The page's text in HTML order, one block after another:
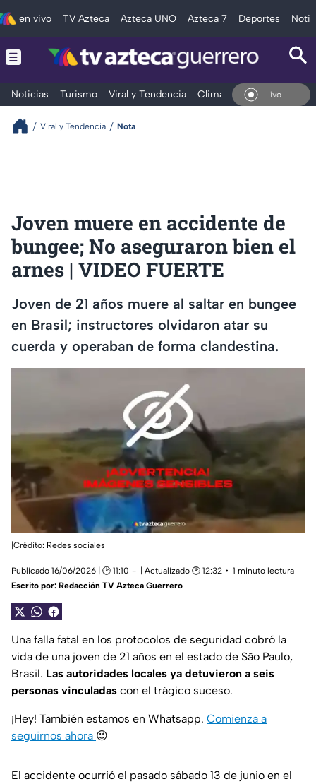
en vivo TV Azteca Azteca UNO Azteca 7 Deportes
Noticias Turismo Viral y Tendencia Clima Deportes
En Vivo
Viral y Tendencia Nota
Joven muere en accidente de
bungee; No aseguraron bien el
arnes | VIDEO FUERTE
Joven de 21 años muere al saltar en bungee
en Brasil; instructores olvidaron atar su
cuerda y operaban de forma clandestina.
|Crédito: Redes sociales
Publicado 16/06/2026 | 🕑 11:10 | Actualizado 🕑 12:32
1 minuto lectura
Escrito por: Redacción TV Azteca Guerrero
Una falla fatal en los protocolos de seguridad cobró la
vida de una joven de 21 años en el estado de São Paulo,
Brasil. Las autoridades locales ya detuvieron a seis
personas vinculadas con el trágico suceso.
¡Hey! También estamos en Whatsapp. Comienza a
seguirnos ahora 😉
El accidente ocurrió el pasado sábado 13 de junio en el